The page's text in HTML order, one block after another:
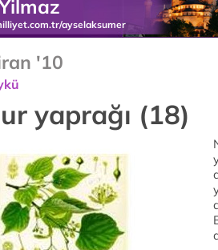
ayselaksumer
'10
yaprağı (18)